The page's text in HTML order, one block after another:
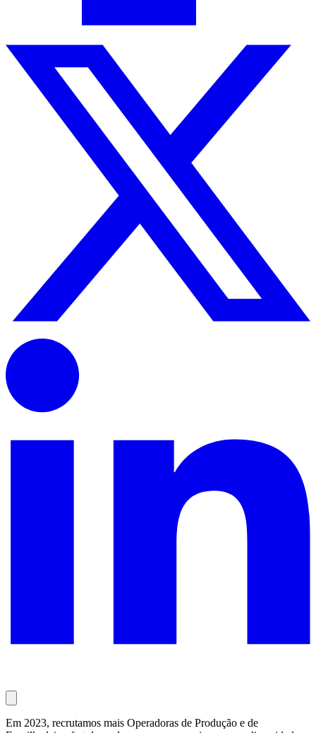
Em 2023, recrutamos mais Operadoras de Produção e de